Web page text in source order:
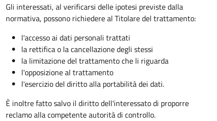
Gli interessati, al verificarsi delle ipotesi previste dalla
normativa, possono richiedere al Titolare del trattamento:
l'accesso ai dati personali trattati
la rettifica o la cancellazione degli stessi
la limitazione del trattamento che li riguarda
l'opposizione al trattamento
l'esercizio del diritto alla portabilità dei dati.
È inoltre fatto salvo il diritto dell'interessato di proporre
reclamo alla competente autorità di controllo.